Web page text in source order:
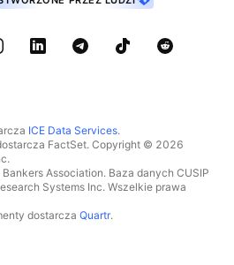
ICE Data Services.
FactSet. Copyright © 2026
Association. Baza danych CUSIP
Systems Inc. Wszelkie prawa
dostarcza Quartr.